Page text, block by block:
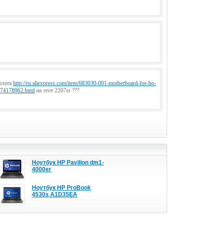
http://ru.aliexpress.com/item/683030-001-motherboard-for-hp-
на этот 2207sr ???
Ноутбук HP Pavilion dm1-
4000er
Ноутбук HP ProBook
4530s A1D35EA